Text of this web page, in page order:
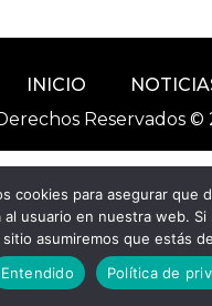
INICIO
Reservados ©
cookies para asegurar que
al usuario en nuestra web. Si
asumiremos que estás
Entendido
Política de